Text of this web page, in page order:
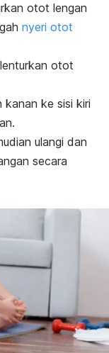
otot lengan
nyeri otot
otot
kanan ke sisi kiri
ulangi dan
secara